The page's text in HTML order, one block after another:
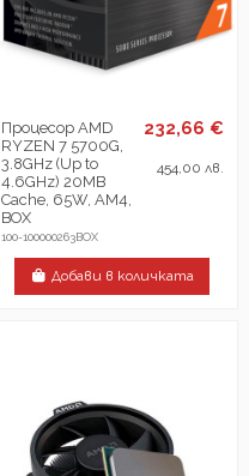
Процесор AMD
RYZEN 7 5700G,
3.8GHz (Up to
4.6GHz) 20MB
Cache, 65W, AM4,
BOX
100-100000263BOX
232,66 €
454,00 лв.
Добави в количката